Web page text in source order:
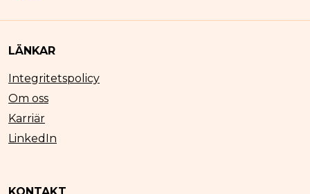
LÄNKAR
Integritetspolicy
Om oss
Karriär
LinkedIn